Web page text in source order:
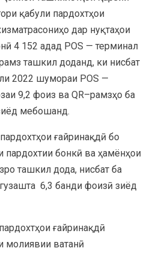
қабули пардохтҳои
дар нуқтаҳои
4 152 адад POS — терминал
ташкил доданд, ки нисбат
2022 шумораи POS —
9,2 фоиз ва QR–рамзҳо ба
мебошанд.
ғайринақдӣ бо
пардохтии бонкӣ ва ҳамёнҳои
ташкил дода, нисбат ба
6,3 банди фоизӣ зиёд
ғайринақдӣ
молиявии ватанӣ